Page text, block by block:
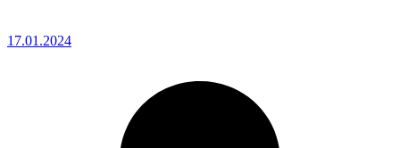
17.01.2024